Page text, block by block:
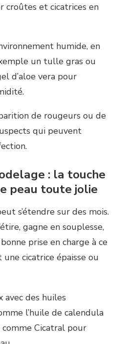
croûtes et cicatrices en
humide, en
un tulle gras ou
d’aloe vera pour
de rougeurs ou de
qui peuvent
: la touche
peau toute jolie
s’étendre sur des mois.
gagne en souplesse,
prise en charge à ce
cicatrice épaisse ou
avec des huiles
l’huile de calendula
comme Cicatral pour